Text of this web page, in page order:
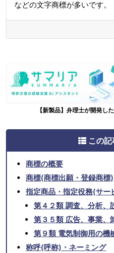
などの文字商標が多いです。
【新製品】弁理士が開発し
この
商標の概要
商標(商標出願・登録商標)
指定商品・指定役務(サー
第４２類 調査、分析、
第３５類 広告、事業、
第９類 電気制御用の機
称呼(呼称)・ネーミング